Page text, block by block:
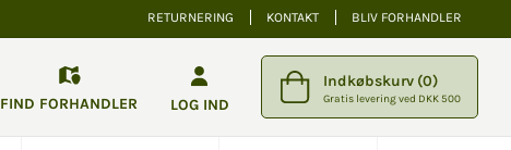
RETURNERING KONTAKT BLIV FORHANDLER
FIND FORHANDLER LOG IND
Indkøbskurv (0)
Gratis levering ved DKK 500